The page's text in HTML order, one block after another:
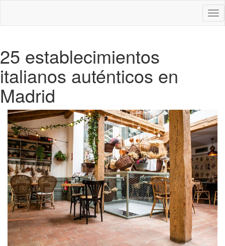
25 establecimientos
italianos auténticos en
Madrid